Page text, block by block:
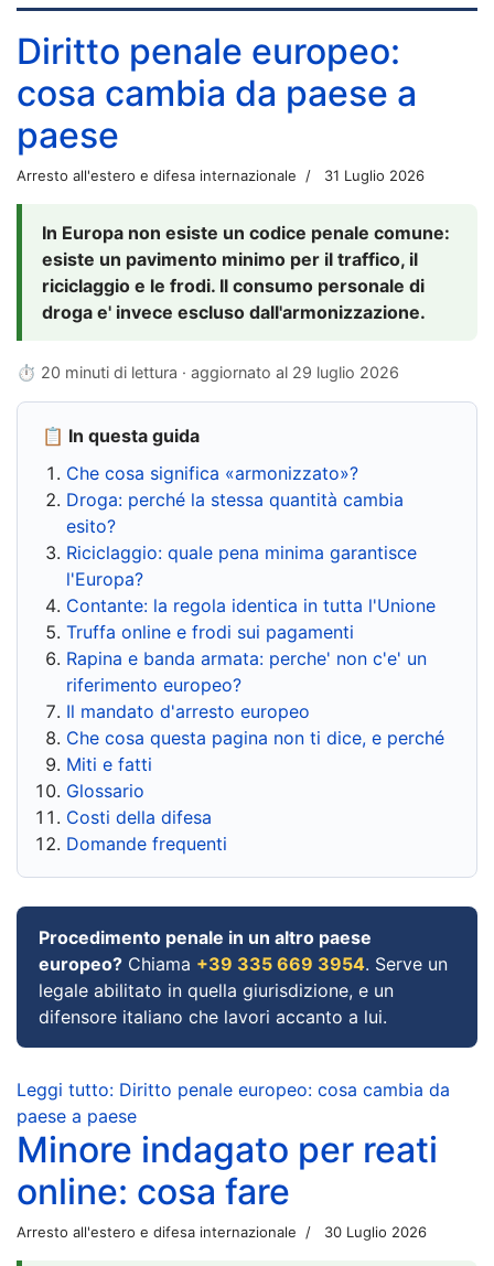
Diritto penale europeo:
cosa cambia da paese a
paese
Arresto all'estero e difesa internazionale 31 Luglio 2026
In Europa non esiste un codice penale comune:
esiste un pavimento minimo per il traffico, il
riciclaggio e le frodi. Il consumo personale di
droga e' invece escluso dall'armonizzazione.
⏱ 20 minuti di lettura · aggiornato al 29 luglio 2026
📋 In questa guida
Che cosa significa «armonizzato»?
Droga: perché la stessa quantità cambia
esito?
Riciclaggio: quale pena minima garantisce
l'Europa?
Contante: la regola identica in tutta l'Unione
Truffa online e frodi sui pagamenti
Rapina e banda armata: perche' non c'e' un
riferimento europeo?
Il mandato d'arresto europeo
Che cosa questa pagina non ti dice, e perché
Miti e fatti
Glossario
Costi della difesa
Domande frequenti
Procedimento penale in un altro paese
europeo? Chiama +39 335 669 3954. Serve un
legale abilitato in quella giurisdizione, e un
difensore italiano che lavori accanto a lui.
Leggi tutto: Diritto penale europeo: cosa cambia da
paese a paese
Minore indagato per reati
online: cosa fare
Arresto all'estero e difesa internazionale 30 Luglio 2026